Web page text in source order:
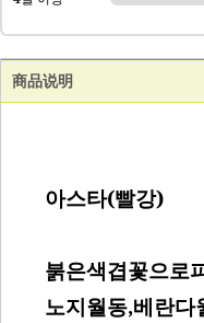
商品说明
아스타(빨강)
붉은색겹꽃으로
노지월동,베란다